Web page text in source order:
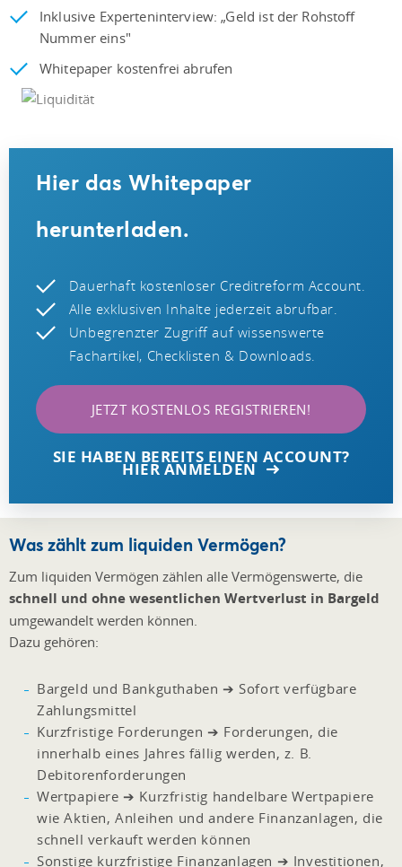
Inklusive Experteninterview: „Geld ist der Rohstoff
Nummer eins"
Whitepaper kostenfrei abrufen
Hier das Whitepaper
herunterladen.
Dauerhaft kostenloser Creditreform Account.
Alle exklusiven Inhalte jederzeit abrufbar.
Unbegrenzter Zugriff auf wissenswerte
Fachartikel, Checklisten & Downloads.
JETZT KOSTENLOS REGISTRIEREN!
SIE HABEN BEREITS EINEN ACCOUNT?
HIER ANMELDEN
Was zählt zum liquiden Vermögen?
Zum liquiden Vermögen zählen alle Vermögenswerte, die
schnell und ohne wesentlichen Wertverlust in Bargeld
umgewandelt werden können.
Dazu gehören:
Bargeld und Bankguthaben ➔ Sofort verfügbare
Zahlungsmittel
Kurzfristige Forderungen ➔ Forderungen, die
innerhalb eines Jahres fällig werden, z. B.
Debitorenforderungen
Wertpapiere ➔ Kurzfristig handelbare Wertpapiere
wie Aktien, Anleihen und andere Finanzanlagen, die
schnell verkauft werden können
Sonstige kurzfristige Finanzanlagen ➔ Investitionen,